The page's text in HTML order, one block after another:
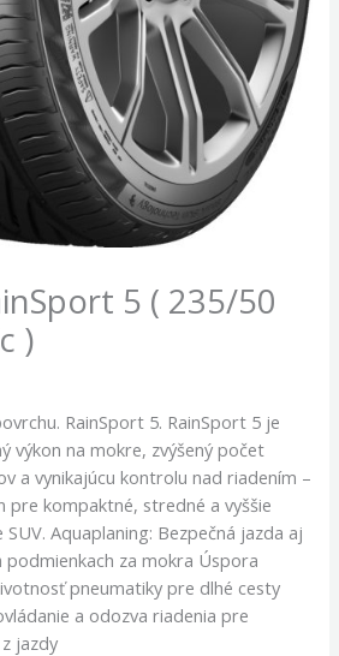
5 ( 235/50
)
RainSport 5. RainSport 5 je
výkon na mokre, zvýšený počet
a vynikajúcu kontrolu nad riadením –
pre kompaktné, stredné a vyššie
Aquaplaning: Bezpečná jazda aj
podmienkach za mokra Úspora
pneumatiky pre dlhé cesty
a odozva riadenia pre
jazdy